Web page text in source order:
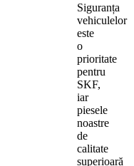
Siguranța
vehiculelor
este
o
prioritate
pentru
SKF,
iar
piesele
noastre
de
calitate
superioară